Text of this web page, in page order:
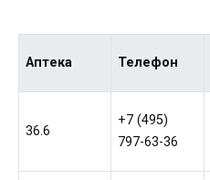
Аптека Телефон
36.6
+7 (495)
797-63-36